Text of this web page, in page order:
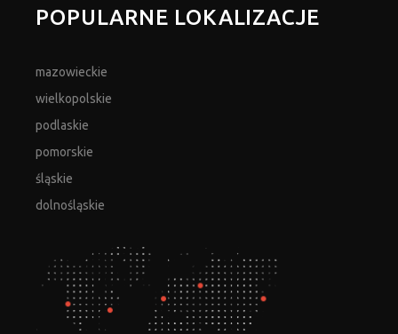
POPULARNE LOKALIZACJE
mazowieckie
wielkopolskie
podlaskie
pomorskie
śląskie
dolnośląskie